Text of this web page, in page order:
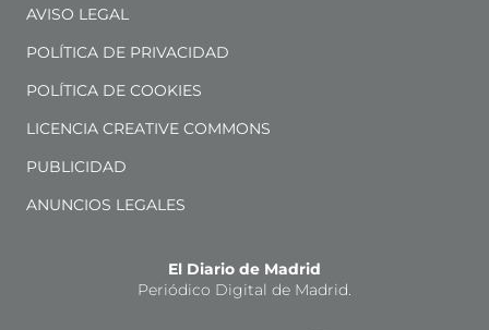
AVISO LEGAL
POLÍTICA DE PRIVACIDAD
POLÍTICA DE COOKIES
LICENCIA CREATIVE COMMONS
PUBLICIDAD
ANUNCIOS LEGALES
El Diario de Madrid
Periódico Digital de Madrid.